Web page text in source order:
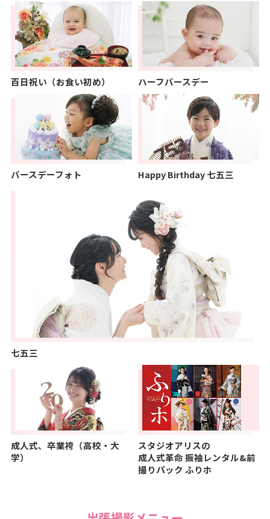
百日祝い（お食い初め） ハーフバースデー
バースデーフォト Happy Birthday 七五三
七五三
成人式、卒業袴（高校・大
学）
スタジオアリスの
成人式革命振袖レンタル&前
撮りパック ふりホ